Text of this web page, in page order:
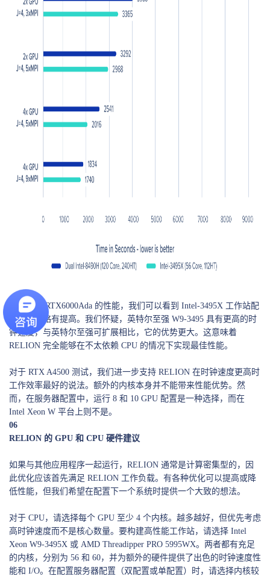
通过测量 RTX6000Ada 的性能，我们可以看到 Intel-3495X 工作站配
置的性能略有提高。我们怀疑，英特尔至强 W9-3495 具有更高的时
钟速度，与英特尔至强可扩展相比，它的优势更大。这意味着
RELION 完全能够在不太依赖 CPU 的情况下实现最佳性能。
对于 RTX A4500 测试，我们进一步支持 RELION 在时钟速度更高时
工作效率最好的说法。额外的内核本身并不能带来性能优势。然
而，在服务器配置中，运行 8 和 10 GPU 配置是一种选择，而在
Intel Xeon W 平台上则不是。
06
RELION 的 GPU 和 CPU 硬件建议
如果与其他应用程序一起运行，RELION 通常是计算密集型的，因
此优化应该首先满足 RELION 工作负载。有各种优化可以提高或降
低性能，但我们希望在配置下一个系统时提供一个大致的想法。
对于 CPU，请选择每个 GPU 至少 4 个内核。越多越好，但优先考虑
高时钟速度而不是核心数量。要构建高性能工作站，请选择 Intel
Xeon W9-3495X 或 AMD Threadipper PRO 5995WX。两者都有充足
的内核，分别为 56 和 60，并为额外的硬件提供了出色的时钟速度性
能和 I/O。在配置服务器配置（双配置或单配置）时，请选择内核较